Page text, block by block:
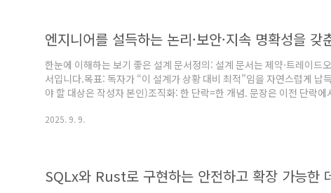
엔지니어를 설득하는 논리·보안·지속 명확성을 갖
한눈에 이해하는 보기 좋은 설계 문서정의: 설계 문서는 제약·트레이드
서입니다.목표: 독자가 “이 설계가 상황 대비 최적”임을 자연스럽게 납
야 할 대상은 작성자 본인)조직화: 한 단락=한 개념. 문장은 이전 단락
계산/시뮬레이션은 본문 요지 + 각주, 상세는 부록. 본문 이해는 부록 없
2025. 9. 9.
SQLx와 Rust로 구현하는 안전하고 확장 가능한